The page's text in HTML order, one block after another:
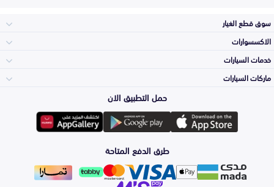
سوق قطع الغيار
المكائن، القيرات
وملحقاتها
الشمعات
والاصطبات (الاضاءة)
الاكسسوارات
لوازم الرحلات
اكسسوارات العناية
خدمات السيارات
الأكثر مبيعاً
ماركات السيارات
تويوتا
هيونداي
حمل التطبيق الان
طرق الدفع المتاحة